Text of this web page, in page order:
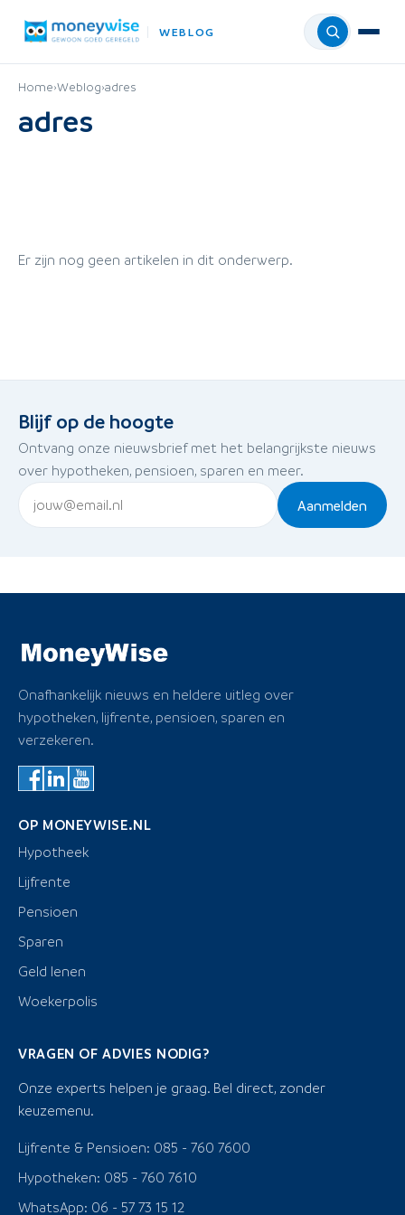
WEBLOG Menu
Home›Weblog›adres
adres
Er zijn nog geen artikelen in dit onderwerp.
Blijf op de hoogte
Ontvang onze nieuwsbrief met het belangrijkste nieuws
over hypotheken, pensioen, sparen en meer.
Aanmelden
Onafhankelijk nieuws en heldere uitleg over
hypotheken, lijfrente, pensioen, sparen en
verzekeren.
OP MONEYWISE.NL
Hypotheek
Lijfrente
Pensioen
Sparen
Geld lenen
Woekerpolis
VRAGEN OF ADVIES NODIG?
Onze experts helpen je graag. Bel direct, zonder
keuzemenu.
Lijfrente & Pensioen: 085 - 760 7600
Hypotheken: 085 - 760 7610
WhatsApp: 06 - 57 73 15 12